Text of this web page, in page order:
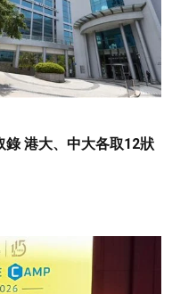
錄 港大、中大各取12狀